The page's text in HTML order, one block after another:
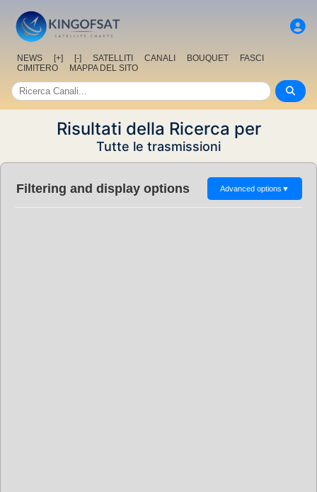
NEWS [+] [-] SATELLITI CANALI BOUQUET
FASCI
CIMITERO
MAPPA DEL SITO
Risultati della Ricerca per
Tutte le trasmissioni
Filtering and display options Advanced options ▼